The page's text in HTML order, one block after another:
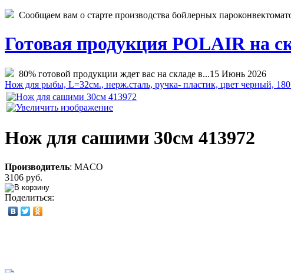
Сообщаем вам о старте производства бойлерных
Готовая продукция POLAIR на
80% готовой продукции ждет вас на складе в...15 Июнь 2026
Нож для рыбы, L=32см., нерж.сталь, ручка- пластик, цвет черный,
Нож для сашими 30см 413972
Производитель: MACO
3106 руб.
Поделиться: